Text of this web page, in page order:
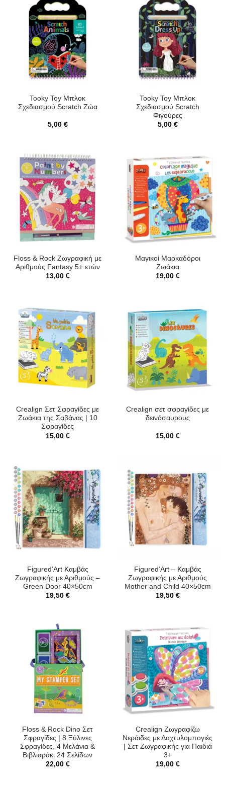
Tooky Toy Μπλοκ
Σχεδιασμού Scratch Ζώα
5,00 €
Tooky Toy Μπλοκ
Σχεδιασμού Scratch
Φιγούρες
5,00 €
Floss & Rock Ζωγραφική με
Αριθμούς Fantasy 5+ ετών
13,00 €
Μαγικοί Μαρκαδόροι
Ζωάκια
19,00 €
Crealign Σετ Σφραγίδες με
Ζωάκια της Σαβάνας | 10
Σφραγίδες
15,00 €
Crealign σετ σφραγίδες με
δεινόσαυρους
15,00 €
Figured’Art Καμβάς
Ζωγραφικής με Αριθμούς –
Green Door 40×50cm
19,50 €
Figured’Art – Καμβάς
Ζωγραφικής με Αριθμούς
Mother and Child 40×50cm
19,50 €
Floss & Rock Dino Σετ
Σφραγίδες | 8 Ξύλινες
Σφραγίδες, 4 Μελάνια &
Βιβλιαράκι 24 Σελίδων
22,00 €
Crealign Ζωγραφίζω
Νεράιδες με Δαχτυλομπογιές
| Σετ Ζωγραφικής για Παιδιά
3+
19,00 €